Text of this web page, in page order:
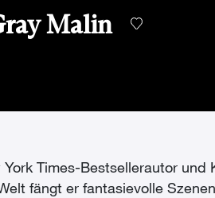
Malin
Times-Bestsellerautor
fängt er fantasievolle